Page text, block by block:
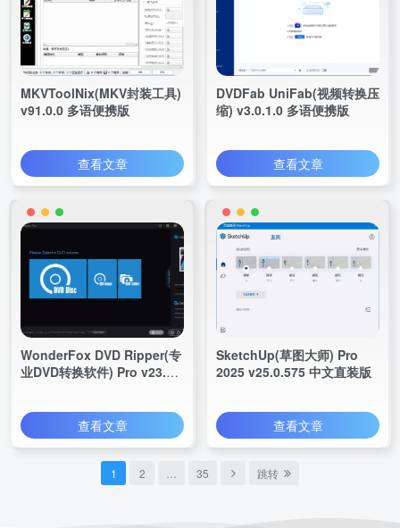
MKVToolNix(MKV封装工具)
v91.0.0 多语便携版
查看文章
DVDFab UniFab(视频转换压
缩) v3.0.1.0 多语便携版
查看文章
WonderFox DVD Ripper(专
业DVD转换软件) Pro v23.8
查看文章
SketchUp(草图大师) Pro
2025 v25.0.575 中文直装版
查看文章
1 2 35 跳转